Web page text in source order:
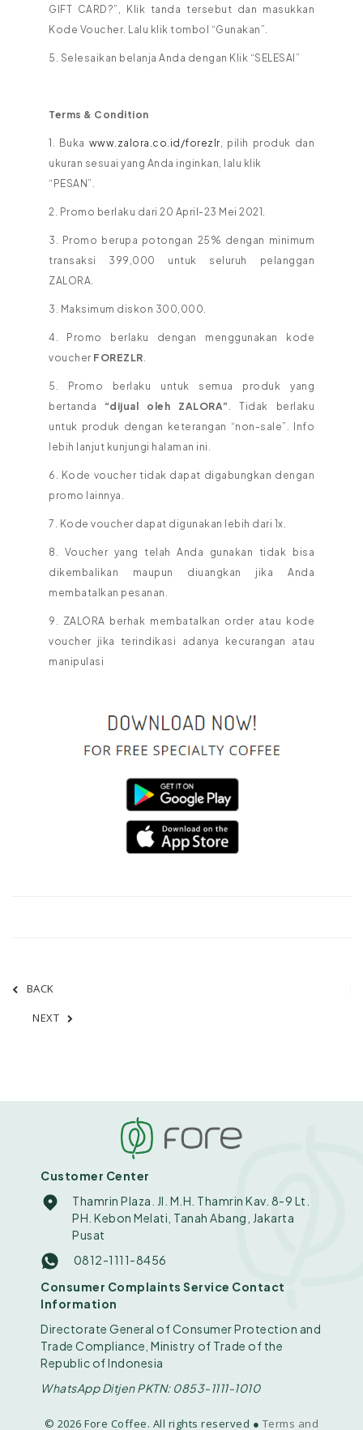
GIFT CARD?”, Klik tanda tersebut dan masukkan
Kode Voucher. Lalu klik tombol “Gunakan”.
5. Selesaikan belanja Anda dengan Klik “SELESAI”
Terms & Condition
1. Buka www.zalora.co.id/forezlr , pilih produk dan
ukuran sesuai yang Anda inginkan, lalu klik
“PESAN”.
2. Promo berlaku dari 20 April-23 Mei 2021.
3. Promo berupa potongan 25% dengan minimum
transaksi 399,000 untuk seluruh pelanggan
ZALORA.
3. Maksimum diskon 300,000.
4. Promo berlaku dengan menggunakan kode
voucher FOREZLR
5. Promo berlaku untuk semua produk yang
bertanda “dijual oleh ZALORA”
. Tidak berlaku
untuk produk dengan keterangan “non-sale”. Info
lebih lanjut kunjungi halaman ini.
6. Kode voucher tidak dapat digabungkan dengan
promo lainnya.
7. Kode voucher dapat digunakan lebih dari 1x.
8. Voucher yang telah Anda gunakan tidak bisa
dikembalikan maupun diuangkan jika Anda
membatalkan pesanan.
9. ZALORA berhak membatalkan order atau kode
voucher jika terindikasi adanya kecurangan atau
manipulasi
BACK
NEXT
Customer Center
Thamrin Plaza. Jl. M.H. Thamrin Kav. 8-9 Lt.
PH. Kebon Melati, Tanah Abang, Jakarta
Pusat
0812-1111-8456
Consumer Complaints Service Contact
Information
Directorate General of Consumer Protection and
Trade Compliance, Ministry of Trade of the
Republic of Indonesia
WhatsApp Ditjen PKTN: 0853-1111-1010
© 2026 Fore Coffee. All rights reserved ● Terms and